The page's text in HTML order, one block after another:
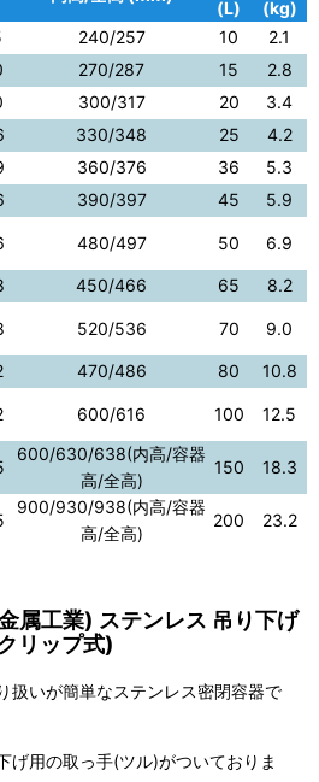
(L)
(kg)
240/257 10
2.1
270/287 15
2.8
300/317 20
3.4
330/348 25
4.2
360/376 36
5.3
390/397 45
5.9
480/497 50 6.9
450/466 65
8.2
520/536 70 9.0
470/486 80
10.8
600/616 100
12.5
600/630/638(内高/容器
高/全高)
150
18.3
900/930/938(内高/容器
高/全高)
200 23.2
属工業) ステンレス 吊り下げ
リップ式)
扱いが簡単なステンレス密閉容器で
げ用の取っ手(ツル)がついておりま